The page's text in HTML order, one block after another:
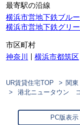
最寄駅の沿線
横浜市営地下鉄ブル
横浜市営地下鉄グリ
市区町村
神奈川
横浜市都筑区
UR賃貸住宅TOP 関東
港北ニュータウン
PC版表示